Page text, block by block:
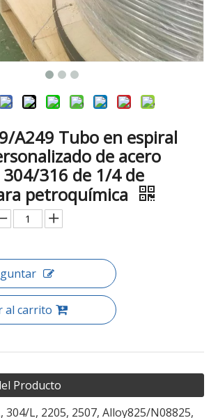
A249 Tubo en espiral
de acero
316 de 1/4 de
petroquímica
al carrito
Producto
304/L, 2205, 2507, Alloy825/N08825,